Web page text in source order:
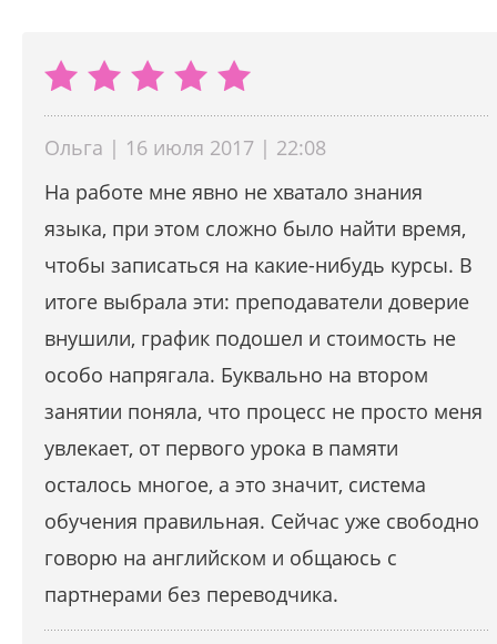
Ольга | 16 июля 2017 | 22:08
На работе мне явно не хватало знания
языка, при этом сложно было найти время,
чтобы записаться на какие-нибудь курсы. В
итоге выбрала эти: преподаватели доверие
внушили, график подошел и стоимость не
особо напрягала. Буквально на втором
занятии поняла, что процесс не просто меня
увлекает, от первого урока в памяти
осталось многое, а это значит, система
обучения правильная. Сейчас уже свободно
говорю на английском и общаюсь с
партнерами без переводчика.